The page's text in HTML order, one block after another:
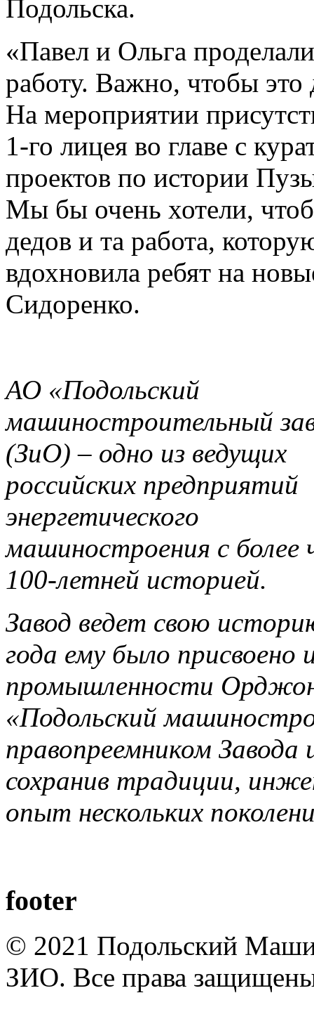
Подольска.
«Павел и Ольга
работу. Важно, чтобы
На мероприятии
1-го лицея во главе с
проектов по истории
Мы бы очень хотели,
дедов и та работа,
вдохновила ребят на
Сидоренко.
АО «Подольский
машиностроительный
(ЗиО) – одно из ведущих
российских предприятий
энергетического
машиностроения с более
100-летней историей.
Завод ведет свою
года ему было
промышленности
«Подольский
правопреемником
сохранив традиции,
опыт нескольких
footer
© 2021 Подольский
ЗИО. Все права